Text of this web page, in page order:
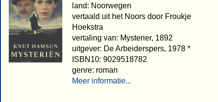
land: Noorwegen
vertaald uit het Noors door Froukje
Hoekstra
vertaling van: Mysterier, 1892
uitgever: De Arbeiderspers, 1978 *
ISBN10: 9029518782
genre: roman
Meer informatie...